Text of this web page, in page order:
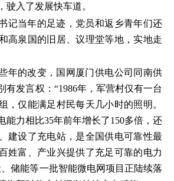
驶入了发展快车道。
记当年的足迹，党员和返乡青年们还
高泉国的旧居、议理堂等地，实地走
年的改变，国网厦门供电公司同南供
有发言权：“1986年，军营村仅有一台
，仅能满足村民每天几小时的照明。
能力相比35年前年增长了150多倍，还
建设了充电站，是全国供电可靠性最
姓富、产业兴提供了充足可靠的电力
储能等一批智能微电网项目正陆续落